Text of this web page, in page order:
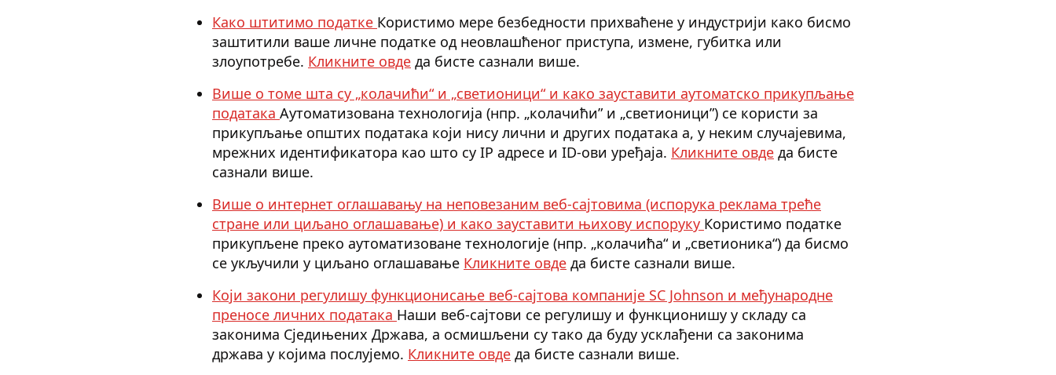
Како штитимо податке Користимо мере безбедности прихваћене у индустрији како бисмо
заштитили ваше личне податке од неовлашћеног приступа, измене, губитка или
злоупотребе. Кликните овде да бисте сазнали више.
Више о томе шта су „колачићи“ и „светионици“ и како зауставити аутоматско прикупљање
података Аутоматизована технологија (нпр. „колачићи” и „светионици”) се користи за
прикупљање општих података који нису лични и других података а, у неким случајевима,
мрежних идентификатора као што су IP адресе и ID-ови уређаја. Кликните овде да бисте
сазнали више.
Више о интернет оглашавању на неповезаним веб-сајтовима (испорука реклама треће
стране или циљано оглашавање) и како зауставити њихову испоруку Користимо податке
прикупљене преко аутоматизоване технологије (нпр. „колачића“ и „светионика“) да бисмо
се укључили у циљано оглашавање Кликните овде да бисте сазнали више.
Који закони регулишу функционисање веб-сајтова компаније SC Johnson и међународне
преносе личних података Наши веб-сајтови се регулишу и функционишу у складу са
законима Сједињених Држава, а осмишљени су тако да буду усклађени са законима
држава у којима послујемо. Кликните овде да бисте сазнали више.